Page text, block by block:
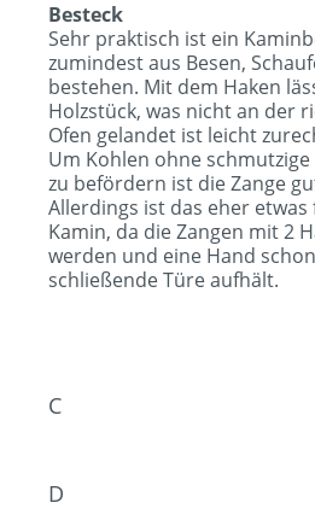
Besteck
Sehr praktisch ist ein
zumindest aus Besen,
bestehen. Mit dem Haken
Holzstück, was nicht an der
Ofen gelandet ist leicht
Um Kohlen ohne
zu befördern ist die Zange
Allerdings ist das eher
Kamin, da die Zangen mit 2
werden und eine Hand
schließende Türe aufhält.
C
D